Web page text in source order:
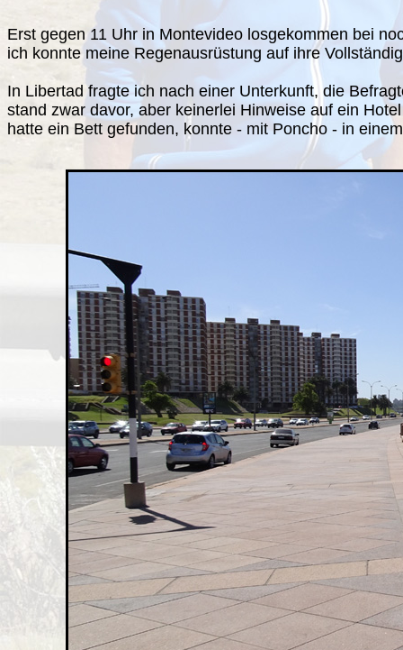
Erst gegen 11 Uhr in Montevideo losgekommen bei
ich konnte meine Regenausrüstung auf ihre
In Libertad fragte ich nach einer Unterkunft, die
stand zwar davor, aber keinerlei Hinweise auf ein
hatte ein Bett gefunden, konnte - mit Poncho - in